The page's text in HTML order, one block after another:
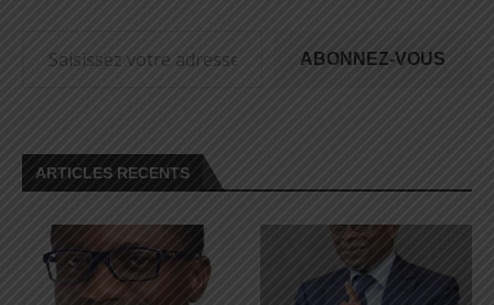
ABONNEZ-VOUS
ARTICLES RECENTS